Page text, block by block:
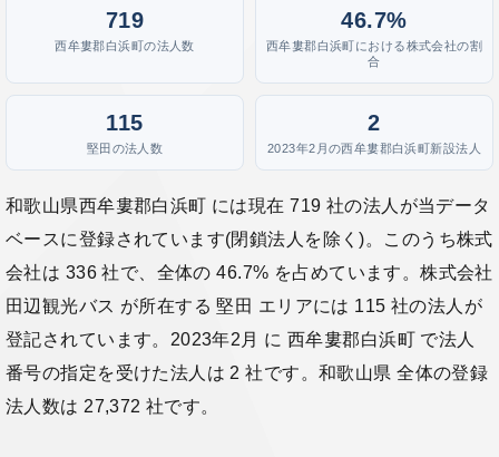
719
西牟婁郡白浜町の法人数
46.7%
西牟婁郡白浜町における株式会社の割
合
115
堅田の法人数
2
2023年2月の西牟婁郡白浜町新設法人
和歌山県西牟婁郡白浜町 には現在 719 社の法人が当データ
ベースに登録されています(閉鎖法人を除く)。このうち株式
会社は 336 社で、全体の 46.7% を占めています。株式会社
田辺観光バス が所在する 堅田 エリアには 115 社の法人が
登記されています。2023年2月 に 西牟婁郡白浜町 で法人
番号の指定を受けた法人は 2 社です。和歌山県 全体の登録
法人数は 27,372 社です。